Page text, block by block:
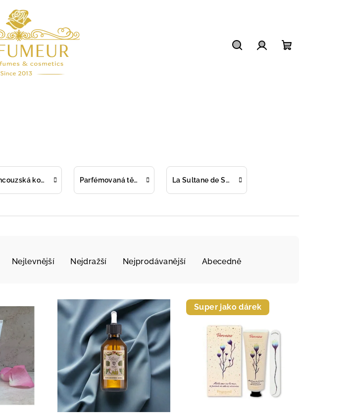
Francouzská kosmetika Parfémovaná tělová mléka La Sultane de Saba
Nejlevnější Nejdražší Nejprodávanější Abecedně
Super jako dárek